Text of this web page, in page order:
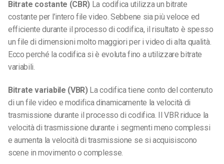
Bitrate costante (CBR) La codifica utilizza un bitrate
costante per l’intero file video. Sebbene sia più veloce ed
efficiente durante il processo di codifica, il risultato è spesso
un file di dimensioni molto maggiori per i video di alta qualità.
Ecco perché la codifica si è evoluta fino a utilizzare bitrate
variabili.
Bitrate variabile (VBR)La codifica tiene conto del contenuto
di un file video e modifica dinamicamente la velocità di
trasmissione durante il processo di codifica. Il VBR riduce la
velocità di trasmissione durante i segmenti meno complessi
e aumenta la velocità di trasmissione se si acquisiscono
scene in movimento o complesse.